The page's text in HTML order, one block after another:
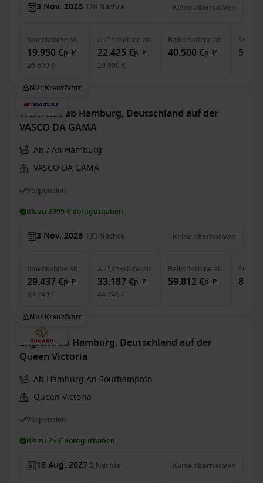
3 Nov. 2026 126 Nächte Keine alternativen
Innenkabine ab
19.950 €p. P.
26.600 €
Außenkabine ab
22.425 €p. P.
29.900 €
Balkonkabine ab
40.500 €p. P.
Suite
Nur Kreuzfahrt
Weltreise ab Hamburg, Deutschland auf der
VASCO DA GAMA
Ab / An Hamburg
VASCO DA GAMA
Vollpension
Bis zu 3999 € Bordguthaben
3 Nov. 2026 193 Nächte Keine alternativen
Innenkabine ab
29.437 €p. P.
39.249 €
Außenkabine ab
33.187 €p. P.
44.249 €
Balkonkabine ab
59.812 €p. P.
Suite
Nur Kreuzfahrt
England ab Hamburg, Deutschland auf der
Queen Victoria
Ab Hamburg An Southampton
Queen Victoria
Vollpension
Bis zu 25 € Bordguthaben
18 Aug. 2027 2 Nächte Keine alternativen